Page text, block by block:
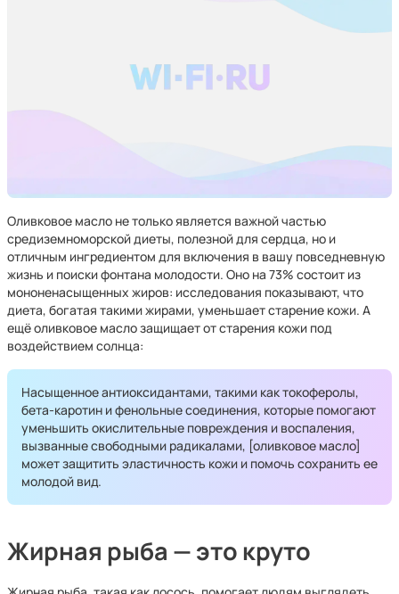
Оливковое масло не только является важной частью
средиземноморской диеты, полезной для сердца, но и
отличным ингредиентом для включения в вашу повседневную
жизнь и поиски фонтана молодости. Оно на 73% состоит из
мононенасыщенных жиров: исследования показывают, что
диета, богатая такими жирами, уменьшает старение кожи. А
ещё оливковое масло защищает от старения кожи под
воздействием солнца:
Насыщенное антиоксидантами, такими как токоферолы,
бета-каротин и фенольные соединения, которые помогают
уменьшить окислительные повреждения и воспаления,
вызванные свободными радикалами, [оливковое масло]
может защитить эластичность кожи и помочь сохранить ее
молодой вид.
Жирная рыба — это круто